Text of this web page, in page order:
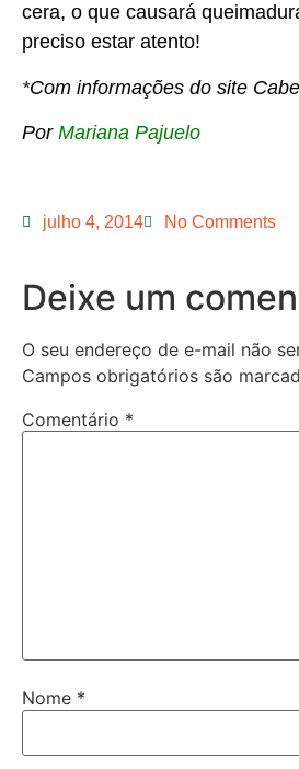
cera, o que causará
preciso estar atento!
*Com informações do site
Por Mariana Pajuelo
julho 4, 2014 No Comments
Deixe um
O seu endereço de e-mail não
Campos obrigatórios são
Comentário *
Nome *